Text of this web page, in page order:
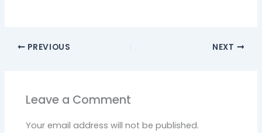
PREVIOUS NEXT
Leave a Comment
Your email address will not be published.